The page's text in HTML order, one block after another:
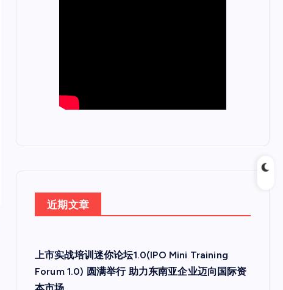
近期文章
上市实战培训迷你论坛1.0(IPO Mini Training
Forum 1.0) 圆满举行 助力东南亚企业迈向国际资
本市场